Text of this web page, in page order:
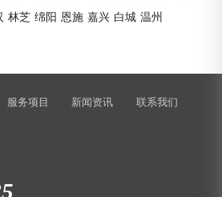
林芝 绵阳 恩施 嘉兴 白城 温州
服务项目 新闻资讯
联系我们